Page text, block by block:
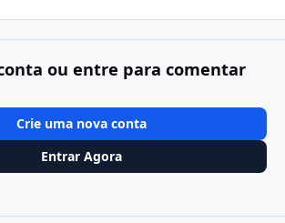
ou entre para comentar
Crie uma nova conta
Entrar Agora